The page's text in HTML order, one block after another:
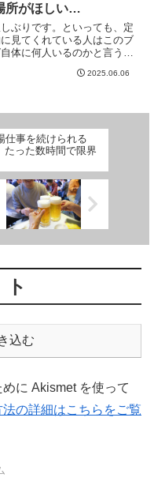
所がほしい…
ぶりです。といっても、定
見てくれている人はこのブ
体に何人いるのかと言う部
ログなのか？コラムなのか？
しているのかが明確だっ
2025.06.06
仕事を続けられる
たった数時間で限界
込む
に Akismet を使って
の詳細はこちらをご覧